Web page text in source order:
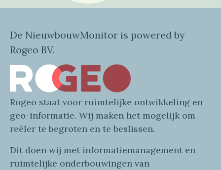
De NieuwbouwMonitor is powered by
Rogeo BV.
Rogeo staat voor ruimtelijke ontwikkeling en
geo-informatie. Wij maken het mogelijk om
reëler te begroten en te beslissen.
Dit doen wij met informatiemanagement en
ruimtelijke onderbouwingen van